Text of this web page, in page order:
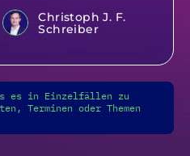
Christoph J. F.
Schreiber
es in Einzelfällen zu
Terminen oder Themen